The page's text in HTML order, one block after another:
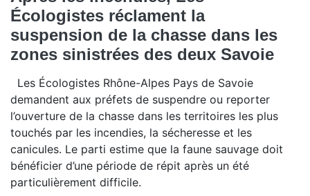
Écologistes réclament la
suspension de la chasse dans les
zones sinistrées des deux Savoie
Les Écologistes Rhône-Alpes Pays de Savoie
demandent aux préfets de suspendre ou reporter
l’ouverture de la chasse dans les territoires les plus
touchés par les incendies, la sécheresse et les
canicules. Le parti estime que la faune sauvage doit
bénéficier d’une période de répit après un été
particulièrement difficile.